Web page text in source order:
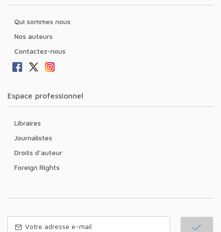
Qui sommes nous
Nos auteurs
Contactez-nous
Espace professionnel
Libraires
Journalistes
Droits d'auteur
Foreign Rights